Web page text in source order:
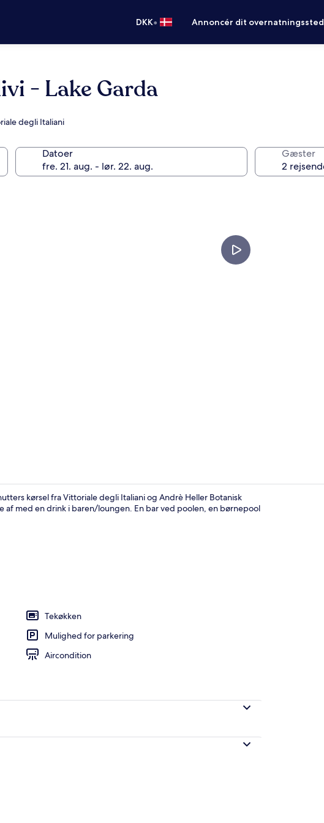
DKK• Annoncér dit overnatningssted
- Lake Garda
degli Italiani
Datoer Gæster
kørsel fra Vittoriale degli Italiani og Andrè Heller Botanisk
af med en drink i baren/loungen. En bar ved poolen, en børnepool
Tekøkken
Mulighed for parkering
Aircondition